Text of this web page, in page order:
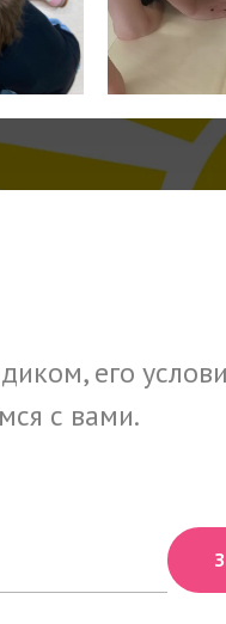
его
с вами.